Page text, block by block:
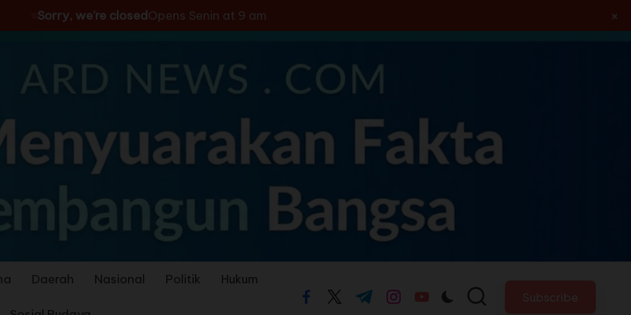
Sorry, we're closedOpens Senin at 9 am ×
Daerah Nasional Politik Hukum